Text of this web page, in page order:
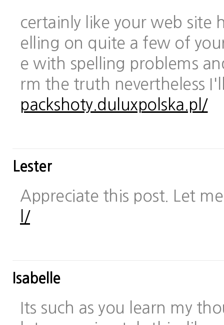
certainly like your web site
elling on quite a few of
e with spelling problems
rm the truth nevertheless
packshoty.duluxpolska.pl/
Lester
Appreciate this post. Let
l/
Isabelle
Its such as you learn my